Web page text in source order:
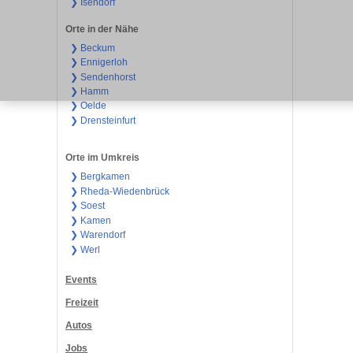
❯ Isendorf
Orte in der Nähe
❯ Beckum
❯ Ennigerloh
❯ Sendenhorst
❯ Hamm
❯ Oelde
❯ Drensteinfurt
Orte im Umkreis
❯ Bergkamen
❯ Rheda-Wiedenbrück
❯ Soest
❯ Kamen
❯ Warendorf
❯ Werl
Events
Freizeit
Autos
Jobs